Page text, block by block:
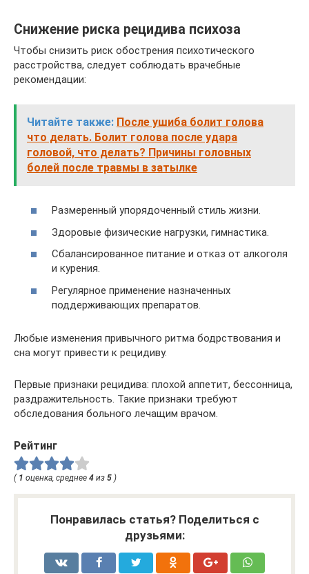
Снижение риска рецидива психоза
Чтобы снизить риск обострения психотического
расстройства, следует соблюдать врачебные
рекомендации:
Читайте также: После ушиба болит голова
что делать. Болит голова после удара
головой, что делать? Причины головных
болей после травмы в затылке
Размеренный упорядоченный стиль жизни.
Здоровые физические нагрузки, гимнастика.
Сбалансированное питание и отказ от алкоголя
и курения.
Регулярное применение назначенных
поддерживающих препаратов.
Любые изменения привычного ритма бодрствования и
сна могут привести к рецидиву.
Первые признаки рецидива: плохой аппетит, бессонница,
раздражительность. Такие признаки требуют
обследования больного лечащим врачом.
Рейтинг
( 1 оценка, среднее 4 из 5 )
Понравилась статья? Поделиться с
друзьями: